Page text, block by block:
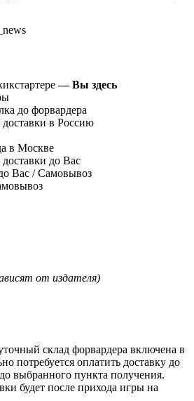
— Вы здесь
до форвардера
в Россию
в Москве
до Вас
Вас / Самовывоз
от издателя)
склад форвардера включена в
потребуется оплатить доставку до
выбранного пункта получения.
будет после прихода игры на